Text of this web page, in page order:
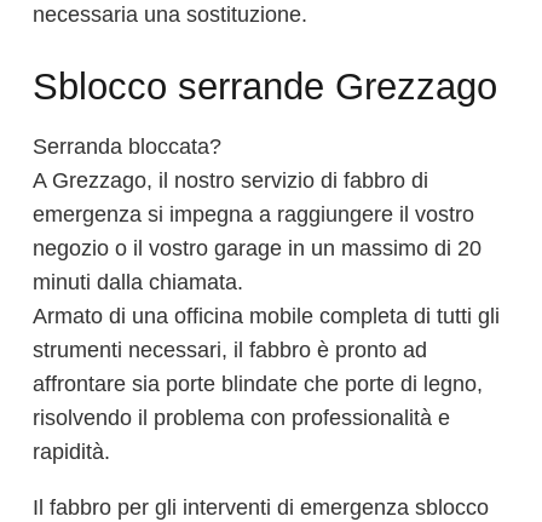
necessaria una sostituzione.
Sblocco serrande Grezzago
Serranda bloccata?
A Grezzago, il nostro servizio di fabbro di
emergenza si impegna a raggiungere il vostro
negozio o il vostro garage in un massimo di 20
minuti dalla chiamata.
Armato di una officina mobile completa di tutti gli
strumenti necessari, il fabbro è pronto ad
affrontare sia porte blindate che porte di legno,
risolvendo il problema con professionalità e
rapidità.
Il fabbro per gli interventi di emergenza sblocco